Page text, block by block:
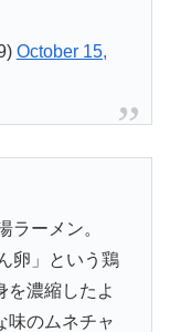
October 15,
ラーメン。
卵」という鶏
を濃縮したよ
味のムネチャ